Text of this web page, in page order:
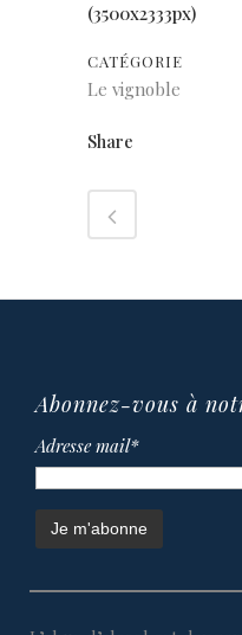
(3500x2333px)
CATÉGORIE
Le vignoble
Share
Abonnez-vous à
Adresse mail*